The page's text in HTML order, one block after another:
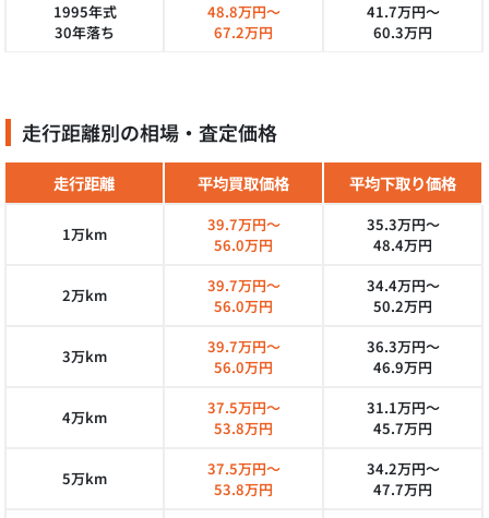
1995年式
30年落ち
48.8万円～
67.2万円
41.7万円～
60.3万円
走行距離別の相場・査定価格
走行距離 平均買取価格 平均下取り価格
1万km
39.7万円～
56.0万円
35.3万円～
48.4万円
2万km
39.7万円～
56.0万円
34.4万円～
50.2万円
3万km
39.7万円～
56.0万円
36.3万円～
46.9万円
4万km
37.5万円～
53.8万円
31.1万円～
45.7万円
5万km
37.5万円～
53.8万円
34.2万円～
47.7万円